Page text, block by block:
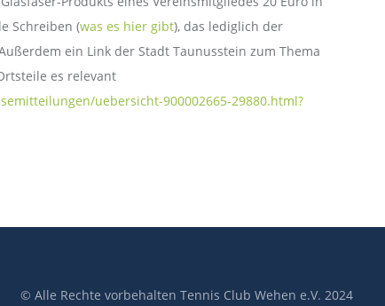
Schreiben (was es hier gibt), das lediglich der
ein Link der Stadt Taunusstein zum Thema
es relevant
uebersicht-900002665-29880.html?
© Alle Rechte vorbehalten Tennis Club Wehen e.V. 2024